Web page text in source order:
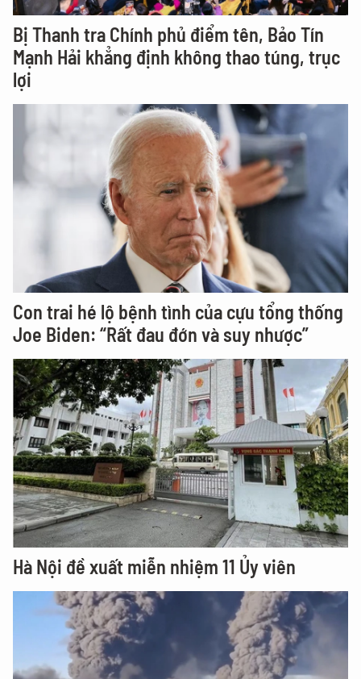
Bị Thanh tra Chính phủ điểm tên, Bảo Tín
Mạnh Hải khẳng định không thao túng, trục
lợi
Con trai hé lộ bệnh tình của cựu tổng thống
Joe Biden: “Rất đau đớn và suy nhược”
Hà Nội đề xuất miễn nhiệm 11 Ủy viên